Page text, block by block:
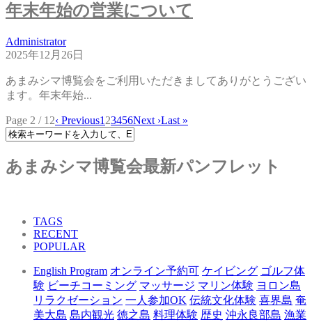
年末年始の営業について
Administrator
2025年12月26日
あまみシマ博覧会をご利用いただきましてありがとうござい
ます。年末年始...
Page 2 / 12‹ Previous1 23456Next ›Last »
あまみシマ博覧会最新パンフレット
TAGS
RECENT
POPULAR
English Program オンライン予約可 ケイビング ゴルフ体
験 ビーチコーミング マッサージ マリン体験 ヨロン島
リラクゼーション 一人参加OK 伝統文化体験 喜界島 奄
美大島 島内観光 徳之島 料理体験 歴史 沖永良部島 漁業